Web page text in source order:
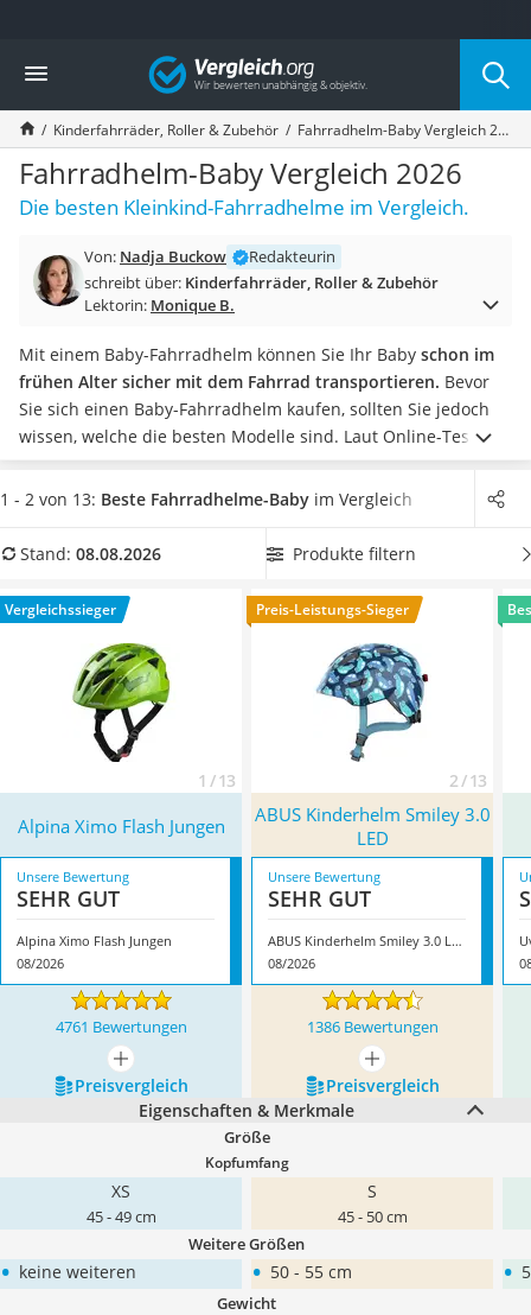
Die beliebtesten Vergleiche nach Kategorie
Kind & Baby
Babyphone mit 2 Kameras
Walkie-Talkie Kinder
Kindermatratzen
Babywippe
Rollschuhe für Kinder
Laufrad
Kinderschubkarre
Kinderuhr
Babyphone
Treppenschutzgitter
Kindersitz ab 4 Jahren
Kinderroller 3 Räder
Ferngesteuertes Auto
Barfußschuhe Kinder
Kinder-Mikroskop
Ferngesteuerter Hubschrauber
Vergleich
Kinderfahrräder, Roller & Zubehör Fahrradhelm-Baby Vergleich 2026
Fahrradhelm-Baby Vergleich 2026
Die besten Kleinkind-Fahrradhelme im Vergleich.
Von: Nadja Buckow
Redakteurin
schreibt über: Kinderfahrräder, Roller & Zubehör
Lektorin: Monique B.
Mit einem Baby-Fahrradhelm können Sie Ihr Baby schon im
frühen Alter sicher mit dem Fahrrad transportieren. Bevor
Sie sich einen Baby-Fahrradhelm kaufen, sollten Sie jedoch
wissen, welche die besten Modelle sind. Laut Online-Tests
von Baby-Fahrradhelmen sollten Sie IhrBaby langsam an das
Tragen des Helms gewöhnen Sie wollen einen Fahrradhelm,
Fahrradhelme mit In-Mould-Herstellung eine gute Wahl.
ModellAlpina Ximo Flash Jungen* mit seinen Eigenschaften.
1 - 2 von 13: Beste Fahrradhelme-Baby im Vergleich
Stand: 08.08.2026 Produkte filtern
Vergleichssieger
1 / 13
Preis-Leistungs-Sieger
2 / 13
Alpina Ximo Flash Jungen
ABUS Kinderhelm Smiley 3.0
LED
Unsere Bewertung
SEHR GUT
Alpina Ximo Flash Jungen
08/2026
Unsere Bewertung
SEHR GUT
ABUS Kinderhelm Smiley 3.0 LED
08/2026
4761 Bewertungen 1386 Bewertungen
mehr anzeigen
mehr anzeigen
Preis­vergleich
Preis­vergleich
Eigenschaften & Merkmale
Größe
Kopfumfang
XS
45 - 49 cm
S
45 - 50 cm
Weitere Größen
• keine weiteren • 50 - 55 cm •
Gewicht